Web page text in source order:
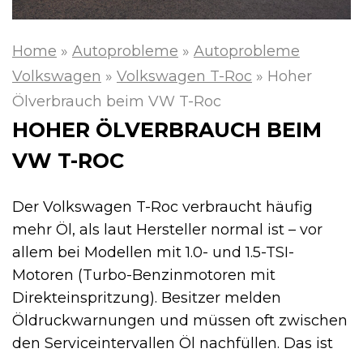
Home » Autoprobleme » Autoprobleme
Volkswagen » Volkswagen T-Roc » Hoher
Ölverbrauch beim VW T-Roc
HOHER ÖLVERBRAUCH BEIM
VW T-ROC
Der Volkswagen T-Roc verbraucht häufig
mehr Öl, als laut Hersteller normal ist – vor
allem bei Modellen mit 1.0- und 1.5-TSI-
Motoren (Turbo-Benzinmotoren mit
Direkteinspritzung). Besitzer melden
Öldruckwarnungen und müssen oft zwischen
den Serviceintervallen Öl nachfüllen. Das ist